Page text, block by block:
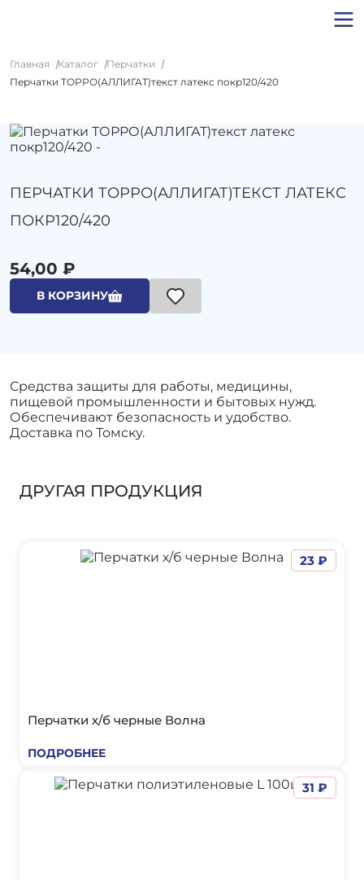
Главная Каталог
Перчатки
Перчатки ТОРРО(АЛЛИГАТ)текст латекс покр120/420
ПЕРЧАТКИ ТОРРО(АЛЛИГАТ)ТЕКСТ ЛАТЕКС
ПОКР120/420
54,00 ₽
В КОРЗИНУ
Средства защиты для работы, медицины,
пищевой промышленности и бытовых нужд.
Обеспечивают безопасность и удобство.
Доставка по Томску.
ДРУГАЯ ПРОДУКЦИЯ
Перчатки х/б черные Волна
ПОДРОБНЕЕ
23 ₽
31 ₽